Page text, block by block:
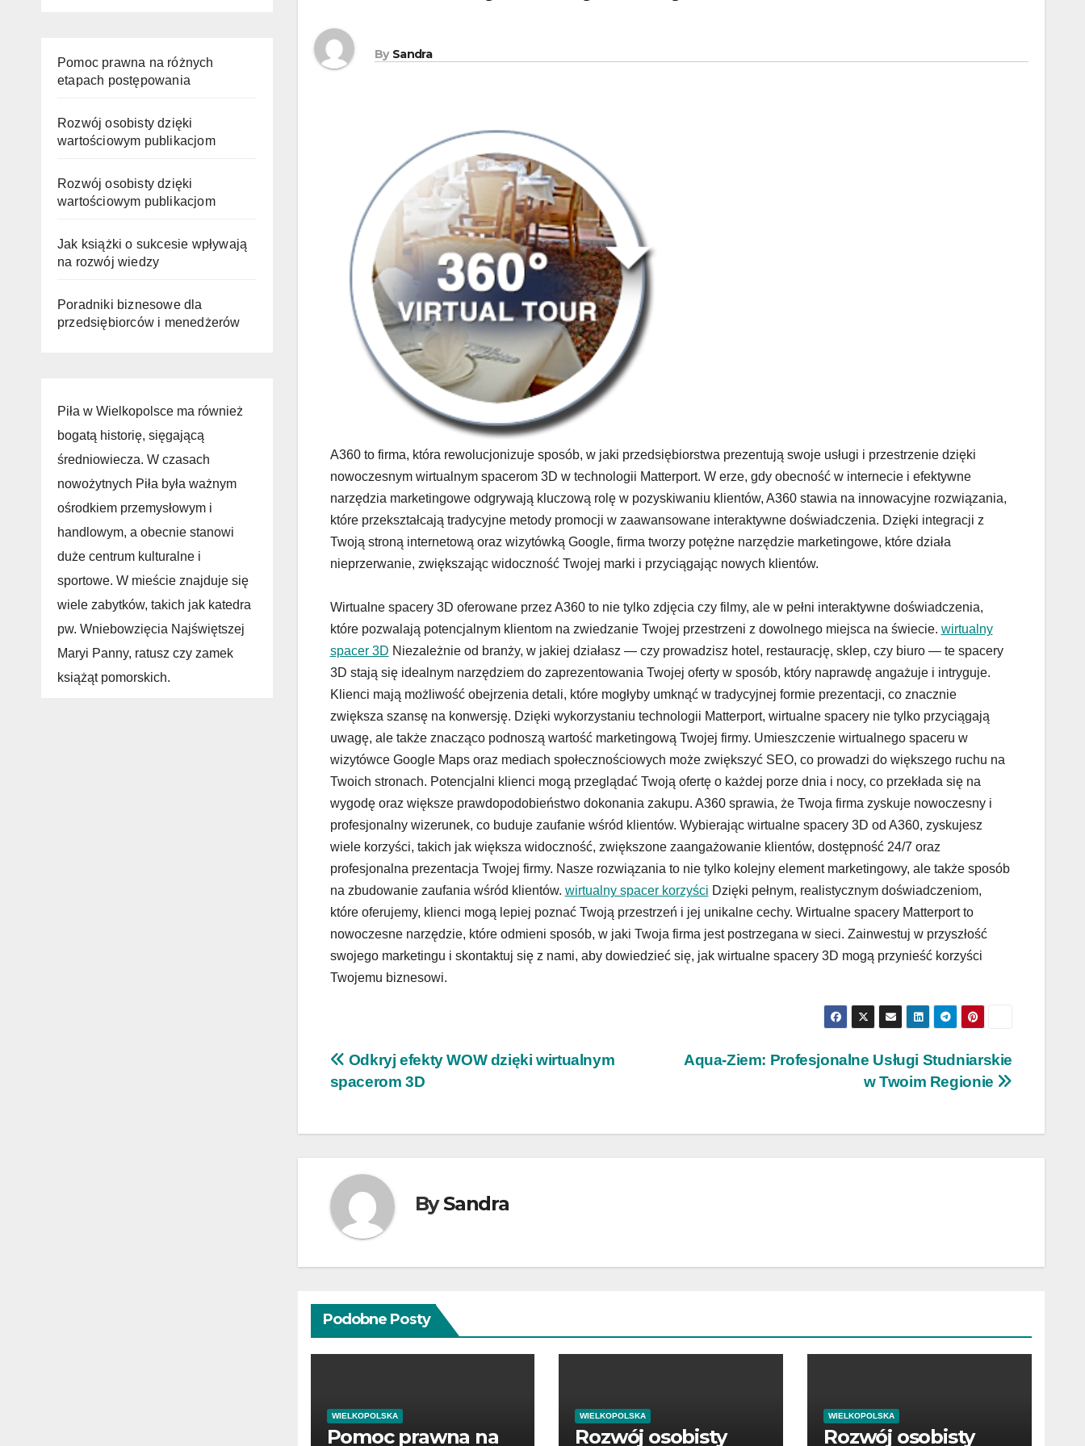
Pomoc prawna na różnych
etapach postępowania
Rozwój osobisty dzięki
wartościowym publikacjom
Rozwój osobisty dzięki
wartościowym publikacjom
Jak książki o sukcesie wpływają
na rozwój wiedzy
Poradniki biznesowe dla
przedsiębiorców i menedżerów
Piła w Wielkopolsce ma również
bogatą historię, sięgającą
średniowiecza. W czasach
nowożytnych Piła była ważnym
ośrodkiem przemysłowym i
handlowym, a obecnie stanowi
duże centrum kulturalne i
sportowe. W mieście znajduje się
wiele zabytków, takich jak katedra
pw. Wniebowzięcia Najświętszej
Maryi Panny, ratusz czy zamek
książąt pomorskich.
By Sandra
A360 to firma, która rewolucjonizuje sposób, w jaki przedsiębiorstwa prezentują swoje usługi i przestrzenie dzięki
nowoczesnym wirtualnym spacerom 3D w technologii Matterport. W erze, gdy obecność w internecie i efektywne
narzędzia marketingowe odgrywają kluczową rolę w pozyskiwaniu klientów, A360 stawia na innowacyjne rozwiązania,
które przekształcają tradycyjne metody promocji w zaawansowane interaktywne doświadczenia. Dzięki integracji z
Twoją stroną internetową oraz wizytówką Google, firma tworzy potężne narzędzie marketingowe, które działa
nieprzerwanie, zwiększając widoczność Twojej marki i przyciągając nowych klientów.
Wirtualne spacery 3D oferowane przez A360 to nie tylko zdjęcia czy filmy, ale w pełni interaktywne doświadczenia,
które pozwalają potencjalnym klientom na zwiedzanie Twojej przestrzeni z dowolnego miejsca na świecie. wirtualny
spacer 3D Niezależnie od branży, w jakiej działasz — czy prowadzisz hotel, restaurację, sklep, czy biuro — te spacery
3D stają się idealnym narzędziem do zaprezentowania Twojej oferty w sposób, który naprawdę angażuje i intryguje.
Klienci mają możliwość obejrzenia detali, które mogłyby umknąć w tradycyjnej formie prezentacji, co znacznie
zwiększa szansę na konwersję. Dzięki wykorzystaniu technologii Matterport, wirtualne spacery nie tylko przyciągają
uwagę, ale także znacząco podnoszą wartość marketingową Twojej firmy. Umieszczenie wirtualnego spaceru w
wizytówce Google Maps oraz mediach społecznościowych może zwiększyć SEO, co prowadzi do większego ruchu na
Twoich stronach. Potencjalni klienci mogą przeglądać Twoją ofertę o każdej porze dnia i nocy, co przekłada się na
wygodę oraz większe prawdopodobieństwo dokonania zakupu. A360 sprawia, że Twoja firma zyskuje nowoczesny i
profesjonalny wizerunek, co buduje zaufanie wśród klientów. Wybierając wirtualne spacery 3D od A360, zyskujesz
wiele korzyści, takich jak większa widoczność, zwiększone zaangażowanie klientów, dostępność 24/7 oraz
profesjonalna prezentacja Twojej firmy. Nasze rozwiązania to nie tylko kolejny element marketingowy, ale także sposób
na zbudowanie zaufania wśród klientów. wirtualny spacer korzyści Dzięki pełnym, realistycznym doświadczeniom,
które oferujemy, klienci mogą lepiej poznać Twoją przestrzeń i jej unikalne cechy. Wirtualne spacery Matterport to
nowoczesne narzędzie, które odmieni sposób, w jaki Twoja firma jest postrzegana w sieci. Zainwestuj w przyszłość
swojego marketingu i skontaktuj się z nami, aby dowiedzieć się, jak wirtualne spacery 3D mogą przynieść korzyści
Twojemu biznesowi.
Nawigacja
wpisu
Aqua-Ziem: Profesjonalne Usługi Studniarskie
w Twoim Regionie
Odkryj efekty WOW dzięki wirtualnym
spacerom 3D
BySandra
Podobne Posty
WIELKOPOLSKA
Pomoc prawna na
WIELKOPOLSKA
Rozwój osobisty
WIELKOPOLSKA
Rozwój osobisty